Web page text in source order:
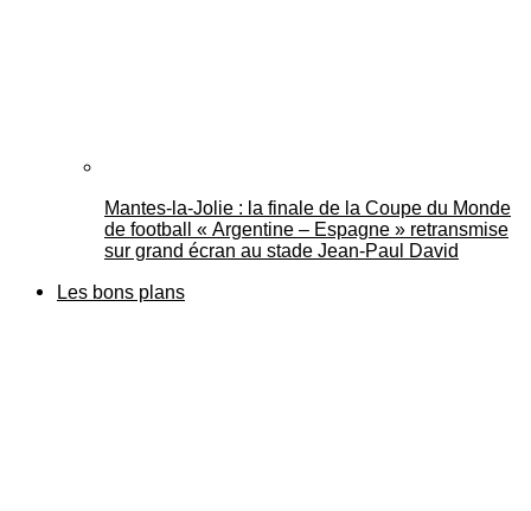
Mantes-la-Jolie : la finale de la Coupe du Monde
de football « Argentine – Espagne » retransmise
sur grand écran au stade Jean-Paul David
Les bons plans